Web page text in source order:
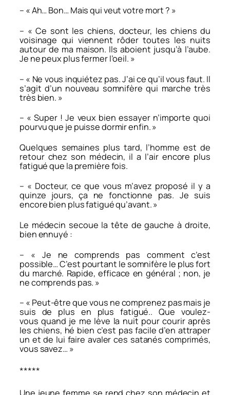
– « Ah… Bon… Mais qui veut votre mort ? »
– « Ce sont les chiens, docteur, les chiens du
voisinage qui viennent rôder toutes les nuits
autour de ma maison. Ils aboient jusqu’à l’aube.
Je ne peux plus fermer l’oeil. »
– « Ne vous inquiétez pas. J’ai ce qu’il vous faut. Il
s’agit d’un nouveau somnifère qui marche très
très bien. »
– « Super ! Je veux bien essayer n’importe quoi
pourvu que je puisse dormir enfin. »
Quelques semaines plus tard, l’homme est de
retour chez son médecin, il a l’air encore plus
fatigué que la première fois.
– « Docteur, ce que vous m’avez proposé il y a
quinze jours, ça ne fonctionne pas. Je suis
encore bien plus fatigué qu’avant. »
Le médecin secoue la tête de gauche à droite,
bien ennuyé :
– « Je ne comprends pas comment c’est
possible… C’est pourtant le somnifère le plus fort
du marché. Rapide, efficace en général ; non, je
ne comprends pas. »
– « Peut-être que vous ne comprenez pas mais je
suis de plus en plus fatigué.. Que voulez-
vous quand je me lève la nuit pour courir après
les chiens, hé bien c’est pas facile d’en attraper
un et de lui faire avaler ces satanés comprimés,
vous savez… »
*****